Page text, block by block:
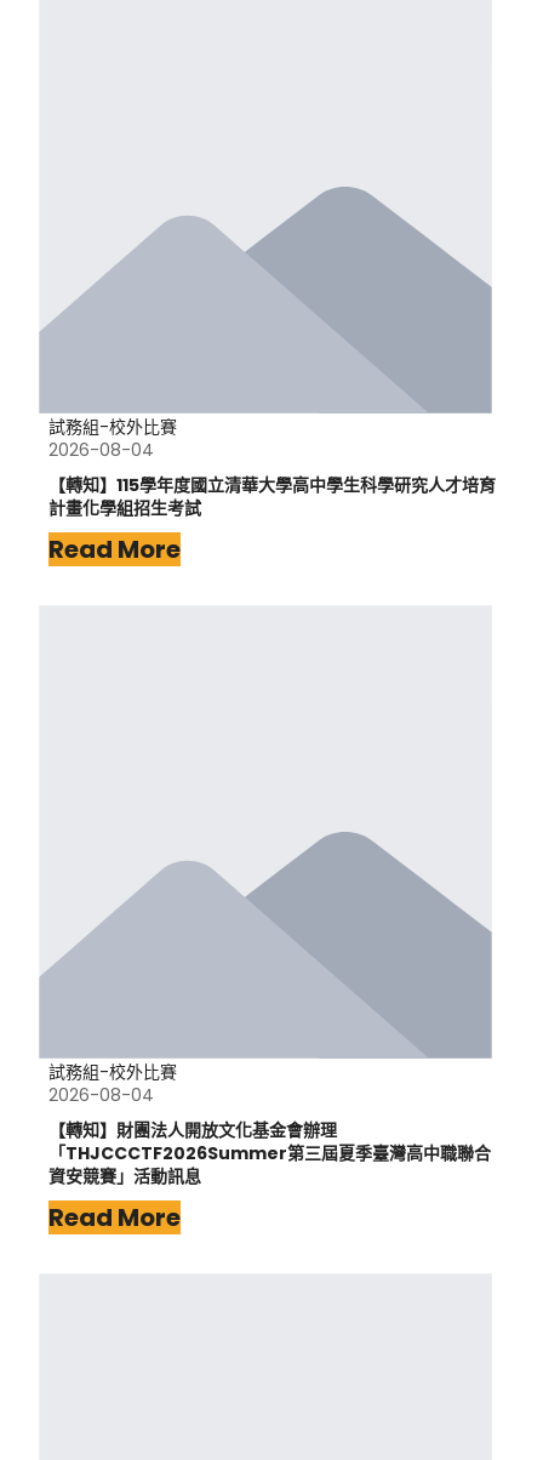
試務組-校外比賽
2026-08-04
【轉知】115學年度國立清華大學高中學生科學研究人才培育
計畫化學組招生考試
Read More
試務組-校外比賽
2026-08-04
【轉知】財團法人開放文化基金會辦理
「THJCCCTF2026Summer第三屆夏季臺灣高中職聯合
資安競賽」活動訊息
Read More